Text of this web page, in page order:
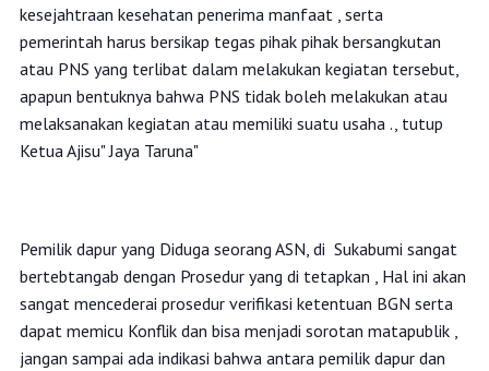
kesejahtraan kesehatan penerima manfaat , serta
pemerintah harus bersikap tegas pihak pihak bersangkutan
atau PNS yang terlibat dalam melakukan kegiatan tersebut,
apapun bentuknya bahwa PNS tidak boleh melakukan atau
melaksanakan kegiatan atau memiliki suatu usaha ., tutup
Ketua Ajisu" Jaya Taruna"
‎Pemilik dapur yang Diduga seorang ASN, di Sukabumi sangat
bertebtangab dengan Prosedur yang di tetapkan , Hal ini akan
sangat mencederai prosedur verifikasi ketentuan BGN serta
dapat memicu Konflik dan bisa menjadi sorotan matapublik ,
jangan sampai ada indikasi bahwa antara pemilik dapur dan